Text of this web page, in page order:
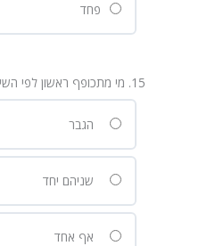
פחד
15. מי מתכופף ראשון לפי השיר?
הגבר
שניהם יחד
אף אחד